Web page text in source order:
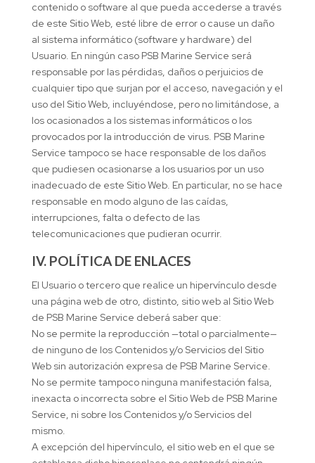
contenido o software al que pueda accederse a través
de este Sitio Web, esté libre de error o cause un daño
al sistema informático (software y hardware) del
Usuario. En ningún caso PSB Marine Service será
responsable por las pérdidas, daños o perjuicios de
cualquier tipo que surjan por el acceso, navegación y el
uso del Sitio Web, incluyéndose, pero no limitándose, a
los ocasionados a los sistemas informáticos o los
provocados por la introducción de virus. PSB Marine
Service tampoco se hace responsable de los daños
que pudiesen ocasionarse a los usuarios por un uso
inadecuado de este Sitio Web. En particular, no se hace
responsable en modo alguno de las caídas,
interrupciones, falta o defecto de las
telecomunicaciones que pudieran ocurrir.
IV. POLÍTICA DE ENLACES
El Usuario o tercero que realice un hipervínculo desde
una página web de otro, distinto, sitio web al Sitio Web
de PSB Marine Service deberá saber que:
No se permite la reproducción —total o parcialmente—
de ninguno de los Contenidos y/o Servicios del Sitio
Web sin autorización expresa de PSB Marine Service.
No se permite tampoco ninguna manifestación falsa,
inexacta o incorrecta sobre el Sitio Web de PSB Marine
Service, ni sobre los Contenidos y/o Servicios del
mismo.
A excepción del hipervínculo, el sitio web en el que se